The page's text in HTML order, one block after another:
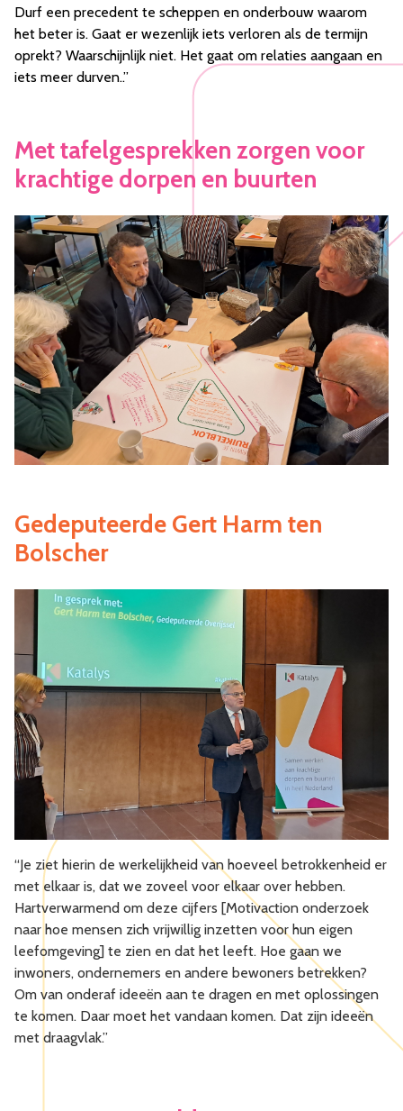
Durf een precedent te scheppen en onderbouw waarom
het beter is. Gaat er wezenlijk iets verloren als de termijn
oprekt? Waarschijnlijk niet. Het gaat om relaties aangaan en
iets meer durven..”
Met tafelgesprekken zorgen voor
krachtige dorpen en buurten
Gedeputeerde Gert Harm ten
Bolscher
“Je ziet hierin de werkelijkheid van hoeveel betrokkenheid er
met elkaar is, dat we zoveel voor elkaar over hebben.
Hartverwarmend om deze cijfers [Motivaction onderzoek
naar hoe mensen zich vrijwillig inzetten voor hun eigen
leefomgeving] te zien en dat het leeft. Hoe gaan we
inwoners, ondernemers en andere bewoners betrekken?
Om van onderaf ideeën aan te dragen en met oplossingen
te komen. Daar moet het vandaan komen. Dat zijn ideeën
met draagvlak.”